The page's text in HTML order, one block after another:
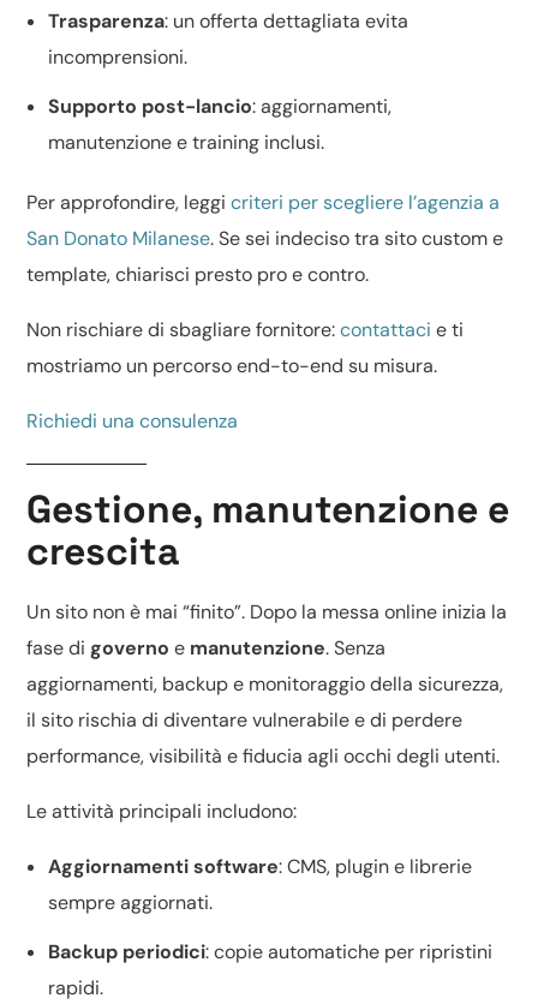
Trasparenza: unofferta dettagliata evita
incomprensioni.
Supporto post-lancio: aggiornamenti,
manutenzione e training inclusi.
Per approfondire, leggicriteri per scegliere l’agenzia a
San Donato Milanese. Se sei indeciso trasito custom e
template, chiarisci presto pro e contro.
Non rischiare di sbagliare fornitore:contattaci e ti
mostriamo un percorso end-to-end su misura.
Richiedi una consulenza
Gestione, manutenzione e
crescita
Un sito non è mai “finito”. Dopo la messa online inizia la
fase di governo e manutenzione. Senza
aggiornamenti, backup e monitoraggio della sicurezza,
il sito rischia di diventare vulnerabile e di perdere
performance, visibilità e fiducia agli occhi degli utenti.
Le attività principali includono:
Aggiornamenti software: CMS, plugin e librerie
sempre aggiornati.
Backup periodici: copie automatiche per ripristini
rapidi.